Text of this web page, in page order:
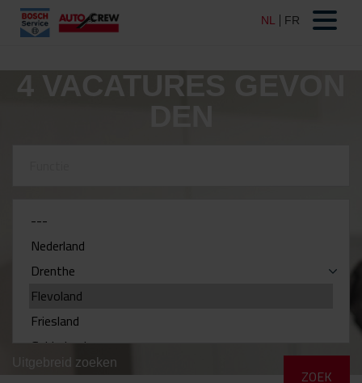
4 VACATURES GEVON
DEN
Uitgebreid zoeken